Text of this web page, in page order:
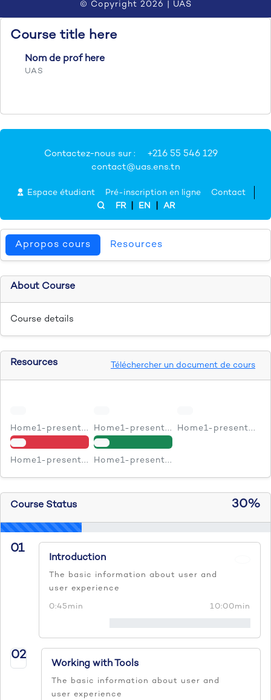
© Copyright 2026 | UAS
Course title here
Nom de prof here
UAS
Apropos cours Resources
About Course
Course details
Resources Téléchercher un document de cours
Home1-present... Home1-present... Home1-present...
Home1-present... Home1-present...
Course Status 30%
01
Introduction
The basic information about user and
user experience
0:45min 10:00min
02
Working with Tools
The basic information about user and
user experience